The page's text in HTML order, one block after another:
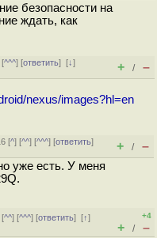
безопасности на
ждать, как
[^^^] [ответить][↓]
+ / –
nexus/images?hl=en
[^] [^^] [^^^] [ответить]
+ / –
уже есть. У меня
[^^] [^^^] [ответить][↑]
+4
+ / –